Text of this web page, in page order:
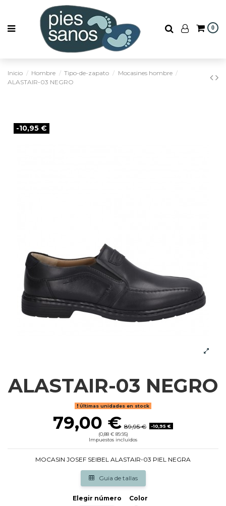
0
Inicio Hombre Tipo-de-zapato
Mocasines hombre
ALASTAIR-03 NEGRO
-10,95 €
ALASTAIR-03 NEGRO
Últimas unidades en stock
79,00 € 89,95 €
-10,95 €
(0,88 € 89.95)
Impuestos incluidos
MOCASIN JOSEF SEIBEL ALASTAIR-03 PIEL NEGRA
Guia de tallas
Elegir número
Color